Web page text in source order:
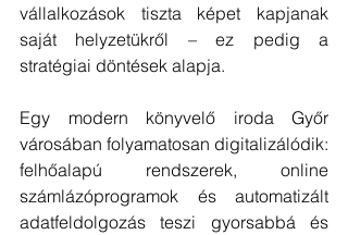
vállalkozások tiszta képet kapjanak
saját helyzetükről – ez pedig a
stratégiai döntések alapja.
Egy modern könyvelő iroda Győr
városában folyamatosan digitalizálódik:
felhőalapú rendszerek, online
számlázóprogramok és automatizált
adatfeldolgozás teszi gyorsabbá és